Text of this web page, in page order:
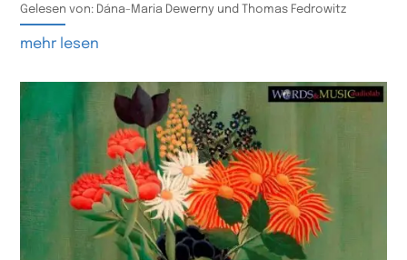
Gelesen von: Dána-Maria Dewerny und Thomas Fedrowitz
mehr lesen